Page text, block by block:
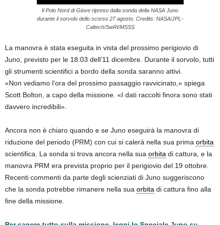
Il Polo Nord di Giove ripreso dalla sonda della NASA Juno
durante il sorvolo dello scorso 27 agosto. Credits: NASA/JPL-
Caltech/SwRI/MSSS
La manovra è stata eseguita in vista del prossimo perigiovio di
Juno, previsto per le 18:03 dell’11 dicembre. Durante il sorvolo, tutti
gli strumenti scientifici a bordo della sonda saranno attivi.
«Non vediamo l’ora del prossimo passaggio ravvicinato,» spiega
Scott Bolton, a capo della missione. «I dati raccolti finora sono stati
davvero incredibili».
Ancora non è chiaro quando e se Juno eseguirà la manovra di
riduzione del periodo (PRM) con cui si calerà nella sua prima orbita
scientifica. La sonda si trova ancora nella sua orbita di cattura, e la
manovra PRM era prevista proprio per il perigiovio del 19 ottobre.
Recenti commenti da parte degli scienziati di Juno suggeriscono
che la sonda potrebbe rimanere nella sua orbita di cattura fino alla
fine della missione.